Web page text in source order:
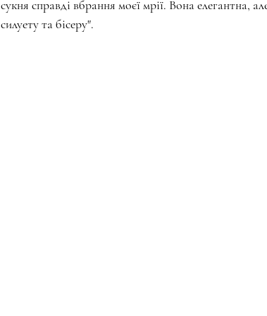
сукня справді вбрання моєї мрії. Вона елегантна,
силуету та бісеру".